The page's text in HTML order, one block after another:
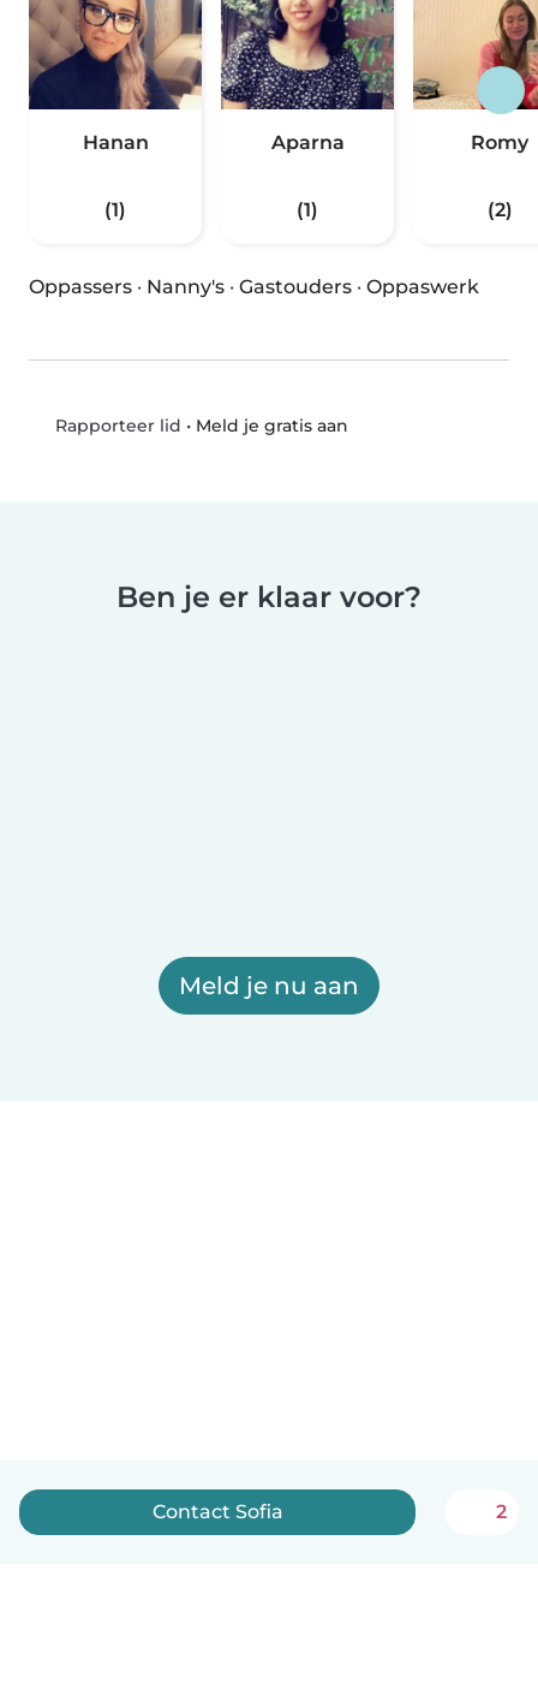
Hanan
(1)
Aparna
(1)
Romy
(2)
Oppassers · Nanny's · Gastouders · Oppaswerk
Rapporteer lid • Meld je gratis aan
Ben je er klaar voor?
Meld je nu aan
Contact Sofia 2